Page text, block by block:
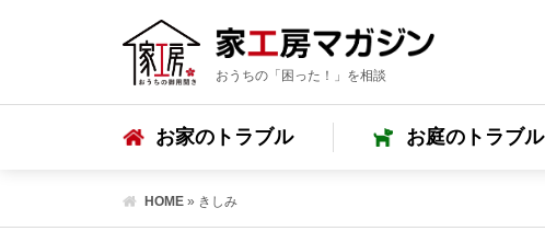
おうちの「困った！」を相談
お家のトラブル お庭のトラブル
HOME » きしみ